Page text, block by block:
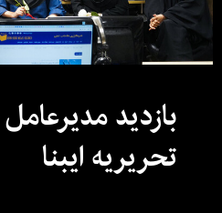
بازدید
تحریریه ایبنا